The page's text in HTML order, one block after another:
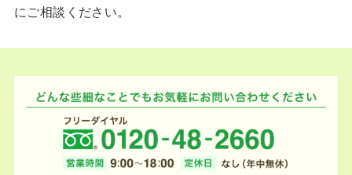
にご相談ください。